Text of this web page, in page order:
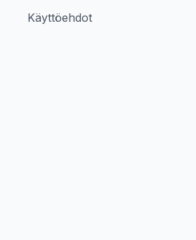
Käyttöehdot